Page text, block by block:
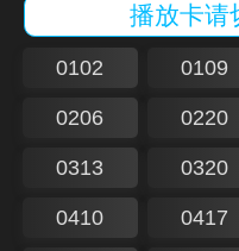
播放卡
0102 0109
0206 0220
0313 0320
0410 0417